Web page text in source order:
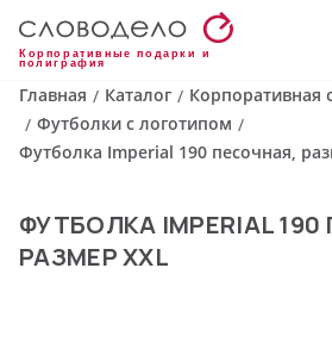
Корпоративные подарки и
полиграфия
Главная / Каталог / Корпоративная
/ Футболки с логотипом /
Футболка Imperial 190 песочная,
ФУТБОЛКА IMPERIAL
РАЗМЕР XXL